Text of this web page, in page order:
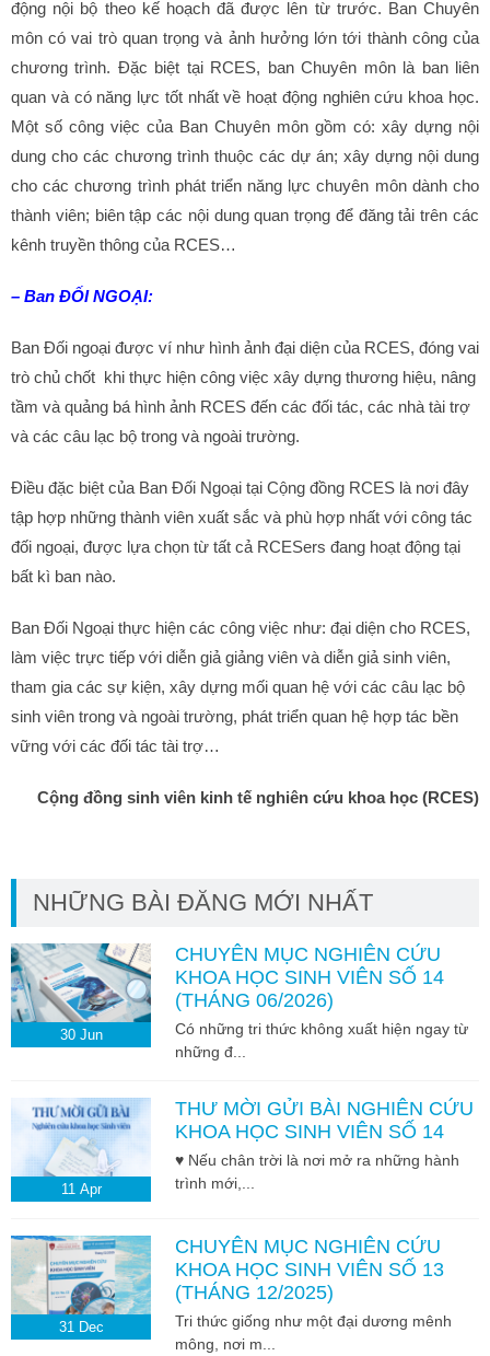
động nội bộ theo kế hoạch đã được lên từ trước. Ban Chuyên
môn có vai trò quan trọng và ảnh hưởng lớn tới thành công của
chương trình. Đặc biệt tại RCES, ban Chuyên môn là ban liên
quan và có năng lực tốt nhất về hoạt động nghiên cứu khoa học.
Một số công việc của Ban Chuyên môn gồm có: xây dựng nội
dung cho các chương trình thuộc các dự án; xây dựng nội dung
cho các chương trình phát triển năng lực chuyên môn dành cho
thành viên; biên tập các nội dung quan trọng để đăng tải trên các
kênh truyền thông của RCES…
– Ban ĐỐI NGOẠI:
Ban Đối ngoại được ví như hình ảnh đại diện của RCES, đóng vai
trò chủ chốt khi thực hiện công việc xây dựng thương hiệu, nâng
tầm và quảng bá hình ảnh RCES đến các đối tác, các nhà tài trợ
và các câu lạc bộ trong và ngoài trường.
Điều đặc biệt của Ban Đối Ngoại tại Cộng đồng RCES là nơi đây
tập hợp những thành viên xuất sắc và phù hợp nhất với công tác
đối ngoại, được lựa chọn từ tất cả RCESers đang hoạt động tại
bất kì ban nào.
Ban Đối Ngoại thực hiện các công việc như: đại diện cho RCES,
làm việc trực tiếp với diễn giả giảng viên và diễn giả sinh viên,
tham gia các sự kiện, xây dựng mối quan hệ với các câu lạc bộ
sinh viên trong và ngoài trường, phát triển quan hệ hợp tác bền
vững với các đối tác tài trợ…
Cộng đồng sinh viên kinh tế nghiên cứu khoa học (RCES)
NHỮNG BÀI ĐĂNG MỚI NHẤT
30 Jun
CHUYÊN MỤC NGHIÊN CỨU
KHOA HỌC SINH VIÊN SỐ 14
(THÁNG 06/2026)
Có những tri thức không xuất hiện ngay từ
những đ...
11 Apr
THƯ MỜI GỬI BÀI NGHIÊN CỨU
KHOA HỌC SINH VIÊN SỐ 14
♥ Nếu chân trời là nơi mở ra những hành
trình mới,...
31 Dec
CHUYÊN MỤC NGHIÊN CỨU
KHOA HỌC SINH VIÊN SỐ 13
(THÁNG 12/2025)
Tri thức giống như một đại dương mênh
mông, nơi m...